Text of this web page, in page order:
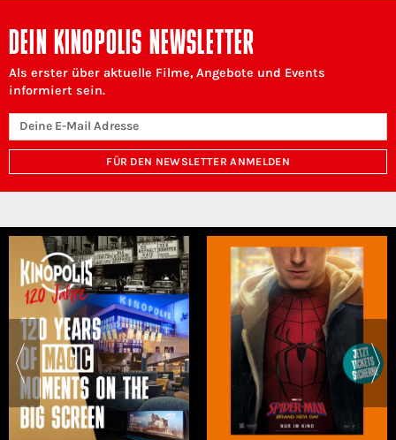
DEIN KINOPOLIS NEWSLETTER
Als erster über aktuelle Filme, Angebote und Events
informiert sein.
FÜR DEN NEWSLETTER ANMELDEN